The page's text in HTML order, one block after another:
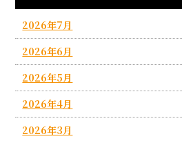
2026年7月
2026年6月
2026年5月
2026年4月
2026年3月